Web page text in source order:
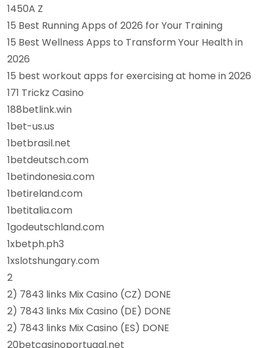
1450A Z
15 Best Running Apps of 2026 for Your Training
15 Best Wellness Apps to Transform Your Health in
2026
15 best workout apps for exercising at home in 2026
171 Trickz Casino
188betlink.win
1bet-us.us
1betbrasil.net
1betdeutsch.com
1betindonesia.com
1betireland.com
1betitalia.com
1godeutschland.com
1xbetph.ph3
1xslotshungary.com
2
2) 7843 links Mix Casino (CZ) DONE
2) 7843 links Mix Casino (DE) DONE
2) 7843 links Mix Casino (ES) DONE
20betcasinoportugal.net